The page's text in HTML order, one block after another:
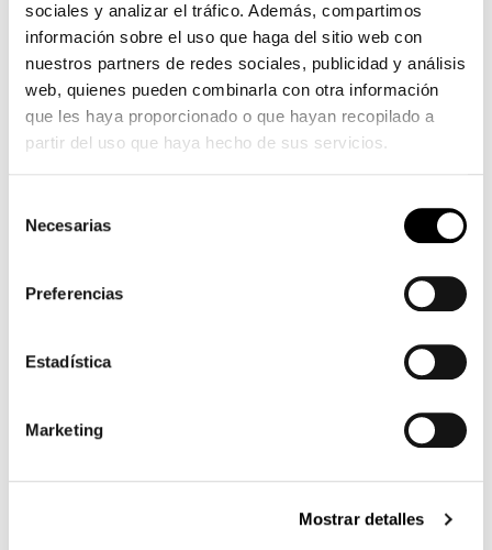
sociales y analizar el tráfico. Además, compartimos
información sobre el uso que haga del sitio web con
nuestros partners de redes sociales, publicidad y análisis
web, quienes pueden combinarla con otra información
que les haya proporcionado o que hayan recopilado a
partir del uso que haya hecho de sus servicios.
Necesarias
Preferencias
Estadística
Marketing
Mostrar detalles